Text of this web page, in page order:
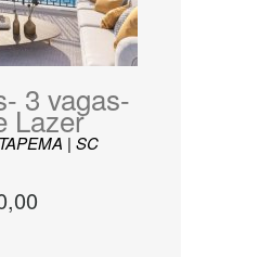
3 vagas-
Lazer
| SC